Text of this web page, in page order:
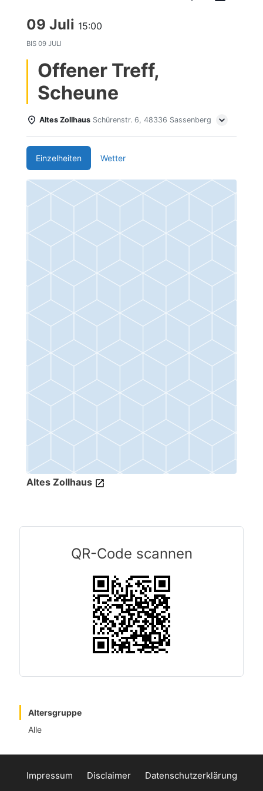
09 Juli 15:00
BIS 09 JULI
Offener Treff,
Scheune
Altes Zollhaus Schürenstr. 6, 48336 Sassenberg
Einzelheiten Wetter
Altes Zollhaus
QR-Code scannen
Altersgruppe
Alle
Impressum Disclaimer Datenschutzerklärung